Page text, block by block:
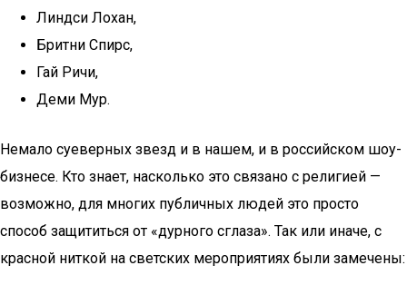
Линдси Лохан,
Бритни Спирс,
Гай Ричи,
Деми Мур.
Немало суеверных звезд и в нашем, и в российском шоу-
бизнесе. Кто знает, насколько это связано с религией —
возможно, для многих публичных людей это просто
способ защититься от «дурного сглаза». Так или иначе, с
красной ниткой на светских мероприятиях были замечены: